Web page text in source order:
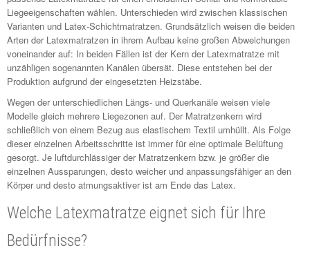
Liegeeigenschaften wählen. Unterschieden wird zwischen klassischen
Varianten und Latex-Schichtmatratzen. Grundsätzlich weisen die beiden
Arten der Latexmatratzen in ihrem Aufbau keine großen Abweichungen
voneinander auf: In beiden Fällen ist der Kern der Latexmatratze mit
unzähligen sogenannten Kanälen übersät. Diese entstehen bei der
Produktion aufgrund der eingesetzten Heizstäbe.
Wegen der unterschiedlichen Längs- und Querkanäle weisen viele
Modelle gleich mehrere Liegezonen auf. Der Matratzenkern wird
schließlich von einem Bezug aus elastischem Textil umhüllt. Als Folge
dieser einzelnen Arbeitsschritte ist immer für eine optimale Belüftung
gesorgt. Je luftdurchlässiger der Matratzenkern bzw. je größer die
einzelnen Aussparungen, desto weicher und anpassungsfähiger an den
Körper und desto atmungsaktiver ist am Ende das Latex.
Welche Latexmatratze eignet sich für Ihre
Bedürfnisse?